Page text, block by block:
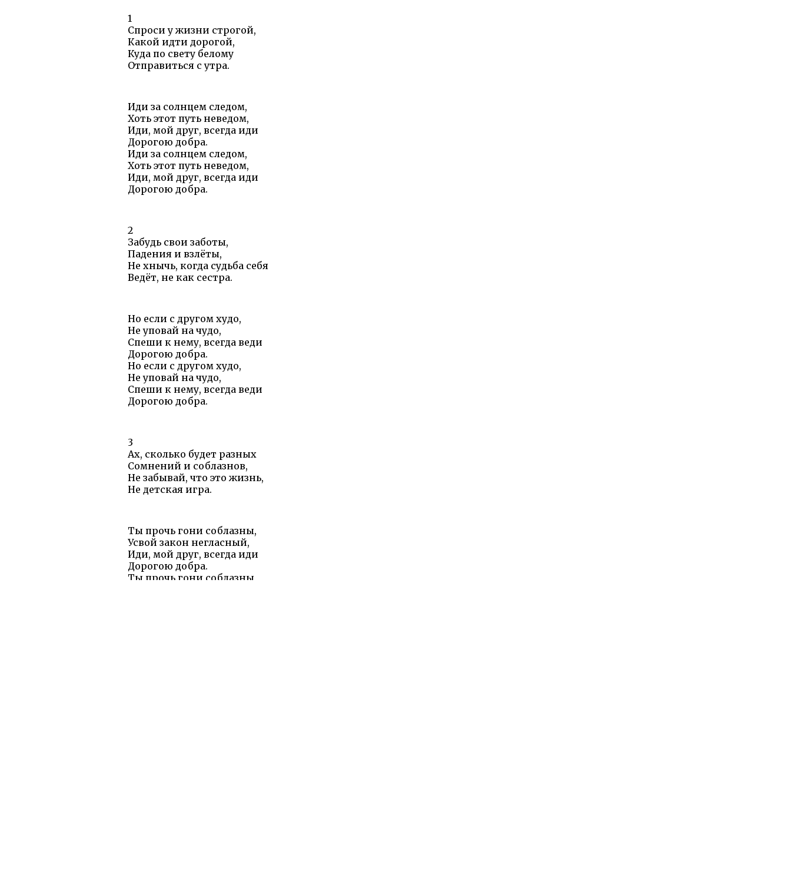
1
Спроси у жизни строгой,
Какой идти дорогой,
Куда по свету белому
Отправиться с утра.
Иди за солнцем следом,
Хоть этот путь неведом,
Иди, мой друг, всегда иди
Дорогою добра.
Иди за солнцем следом,
Хоть этот путь неведом,
Иди, мой друг, всегда иди
Дорогою добра.
2
Забудь свои заботы,
Падения и взлёты,
Не хнычь, когда судьба себя
Ведёт, не как сестра.
Но если с другом худо,
Не уповай на чудо,
Спеши к нему, всегда веди
Дорогою добра.
Но если с другом худо,
Не уповай на чудо,
Спеши к нему, всегда веди
Дорогою добра.
3
Ах, сколько будет разных
Сомнений и соблазнов,
Не забывай, что это жизнь,
Не детская игра.
Ты прочь гони соблазны,
Усвой закон негласный,
Иди, мой друг, всегда иди
Дорогою добра.
Ты прочь гони соблазны,